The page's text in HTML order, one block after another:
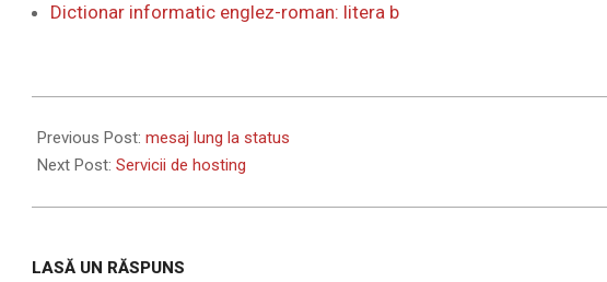
Dictionar informatic englez-roman: litera b
12-
12
Previous Post: mesaj lung la status
Next Post: Servicii de hosting
LASĂ UN RĂSPUNS